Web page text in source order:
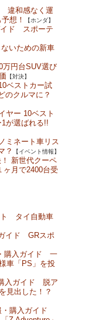
違和感なく運
想！
【ホンダ】
イド スポーテ
いための新車
円台SUV選び
【対決】
ベストカー試
のクルマに？
ヤー 10ベスト
が選ばれる!!
ミネート車リス
？
【イベント情報】
新世代クーペ
ヶ月で2400台受
ト タイ自動車
イド GRスポ
購入ガイド 一
車「PS」を投
入ガイド 脱ア
見出した！？
・購入ガイド